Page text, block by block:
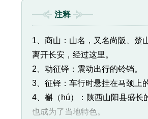
注释
1、商山：山名，又名尚阪、楚
离开长安，经过这里。
2、动征铎：震动出行的铃铛。
3、征铎：车行时悬挂在马颈上
4、槲（hú）：陕西山阳县盛长
也成为了当地特色。